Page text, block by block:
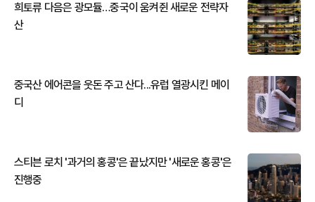
희토류 다음은 광모듈…중국이 움켜쥔 새로운 전략자
산
중국산 에어콘을 웃돈 주고 산다...유럽 열광시킨 메이
디
스티븐 로치 '과거의 홍콩'은 끝났지만 '새로운 홍콩'은
진행중